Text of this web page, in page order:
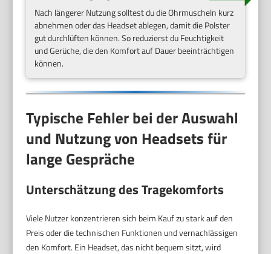
Nach längerer Nutzung solltest du die Ohrmuscheln kurz
abnehmen oder das Headset ablegen, damit die Polster
gut durchlüften können. So reduzierst du Feuchtigkeit
und Gerüche, die den Komfort auf Dauer beeinträchtigen
können.
Typische Fehler bei der Auswahl
und Nutzung von Headsets für
lange Gespräche
Unterschätzung des Tragekomforts
Viele Nutzer konzentrieren sich beim Kauf zu stark auf den
Preis oder die technischen Funktionen und vernachlässigen
den Komfort. Ein Headset, das nicht bequem sitzt, wird